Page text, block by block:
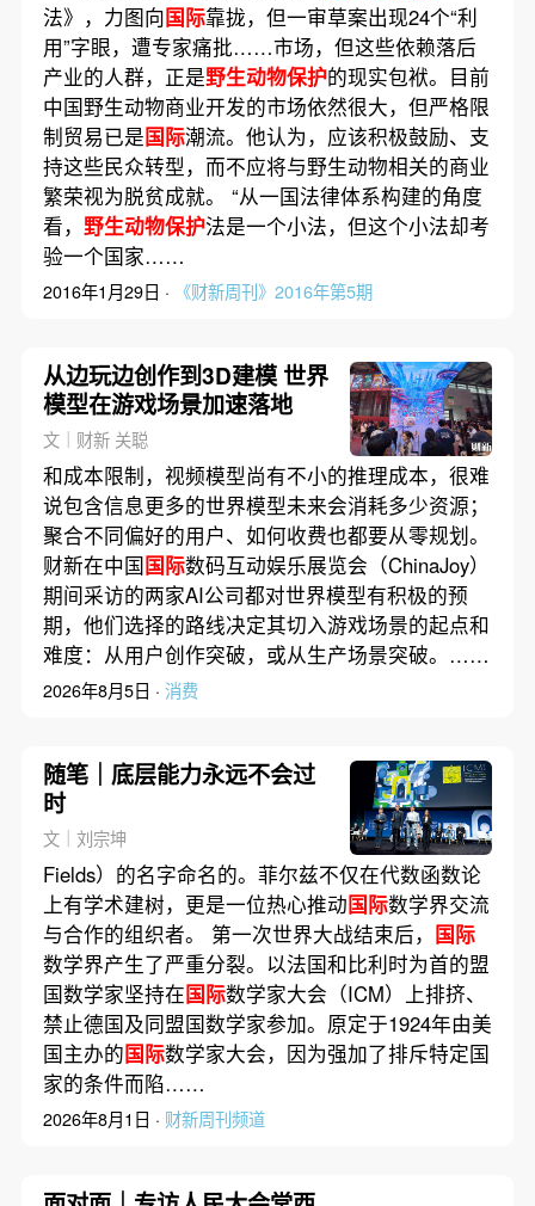
法》，力图向国际靠拢，但一审草案出现24个“利
用”字眼，遭专家痛批……市场，但这些依赖落后
产业的人群，正是野生动物保护的现实包袱。目前
中国野生动物商业开发的市场依然很大，但严格限
制贸易已是国际潮流。他认为，应该积极鼓励、支
持这些民众转型，而不应将与野生动物相关的商业
繁荣视为脱贫成就。 “从一国法律体系构建的角度
看， 野生动物保护法是一个小法，但这个小法却考
验一个国家……
2016年1月29日 · 《财新周刊》2016年第5期
从边玩边创作到3D建模 世界
模型在游戏场景加速落地
文｜财新 关聪
和成本限制，视频模型尚有不小的推理成本，很难
说包含信息更多的世界模型未来会消耗多少资源；
聚合不同偏好的用户、如何收费也都要从零规划。
财新在中国国际数码互动娱乐展览会（ChinaJoy）
期间采访的两家AI公司都对世界模型有积极的预
期，他们选择的路线决定其切入游戏场景的起点和
难度：从用户创作突破，或从生产场景突破。……
2026年8月5日 · 消费
随笔｜底层能力永远不会过
时
文｜刘宗坤
Fields）的名字命名的。菲尔兹不仅在代数函数论
上有学术建树，更是一位热心推动国际数学界交流
与合作的组织者。 第一次世界大战结束后， 国际
数学界产生了严重分裂。以法国和比利时为首的盟
国数学家坚持在国际数学家大会（ICM）上排挤、
禁止德国及同盟国数学家参加。原定于1924年由美
国主办的国际数学家大会，因为强加了排斥特定国
家的条件而陷……
2026年8月1日 · 财新周刊频道